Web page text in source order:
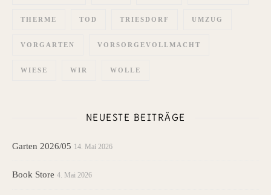
THERME TOD TRIESDORF UMZUG
VORGARTEN VORSORGEVOLLMACHT
WIESE WIR WOLLE
NEUESTE BEITRÄGE
Garten 2026/05 14. Mai 2026
Book Store 4. Mai 2026